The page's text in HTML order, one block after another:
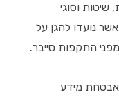
שיטות וסוגי
נועדו להגן על
התקפות סייבר.
מידע